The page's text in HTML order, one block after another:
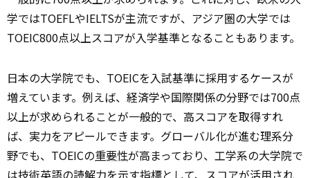
学ではTOEFLやIELTSが主流ですが、アジア圏の大学では
TOEIC800点以上スコアが入学基準となることもあります。
日本の大学院でも、TOEICを入試基準に採用するケースが
増えています。例えば、経済学や国際関係の分野では700点
以上が求められることが一般的で、高スコアを取得すれ
ば、実力をアピールできます。グローバル化が進む理系分
野でも、TOEICの重要性が高まっており、工学系の大学院で
は技術英語の読解力を示す指標として、スコアが活用され